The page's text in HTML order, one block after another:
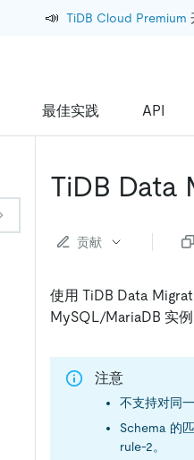
📣 TiDB Cloud Premium
最佳实践 API
TiDB Data
贡献
使用 TiDB Data
MySQL/MariaDB 实
注意
不支持对同
Schema 的
rule-2。